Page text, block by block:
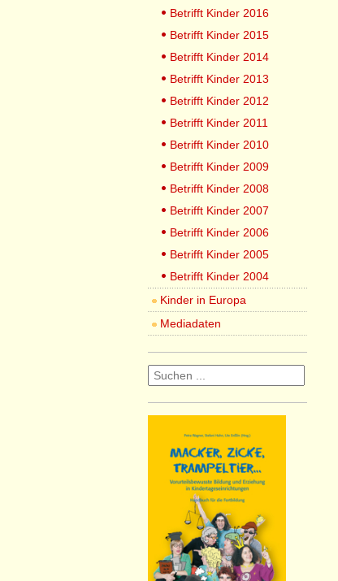
Betrifft Kinder 2016
Betrifft Kinder 2015
Betrifft Kinder 2014
Betrifft Kinder 2013
Betrifft Kinder 2012
Betrifft Kinder 2011
Betrifft Kinder 2010
Betrifft Kinder 2009
Betrifft Kinder 2008
Betrifft Kinder 2007
Betrifft Kinder 2006
Betrifft Kinder 2005
Betrifft Kinder 2004
Kinder in Europa
Mediadaten